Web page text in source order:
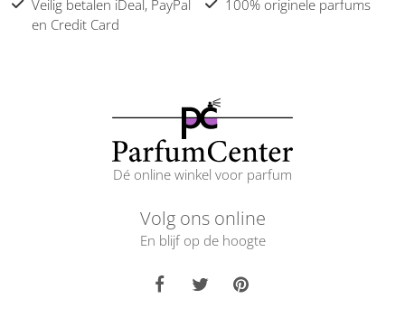
Veilig betalen iDeal, PayPal
en Credit Card
100% originele parfums
Dé online winkel voor parfum
Volg ons online
En blijf op de hoogte